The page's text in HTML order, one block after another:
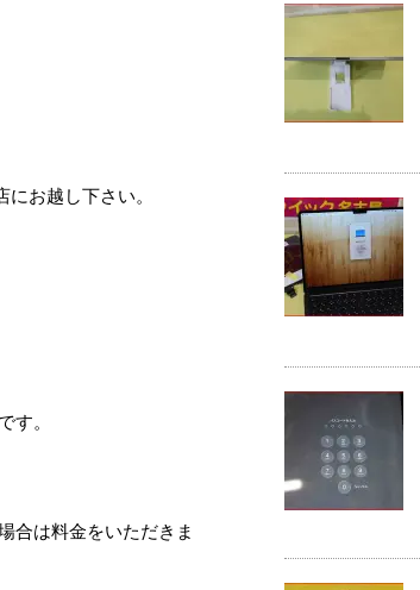
お越し下さい。
す。
合は料金をいただきま